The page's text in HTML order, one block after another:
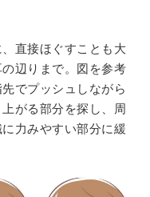
直接ほぐすことも大
辺りまで。図を参考
でプッシュしながら
がる部分を探し、周
力みやすい部分に緩